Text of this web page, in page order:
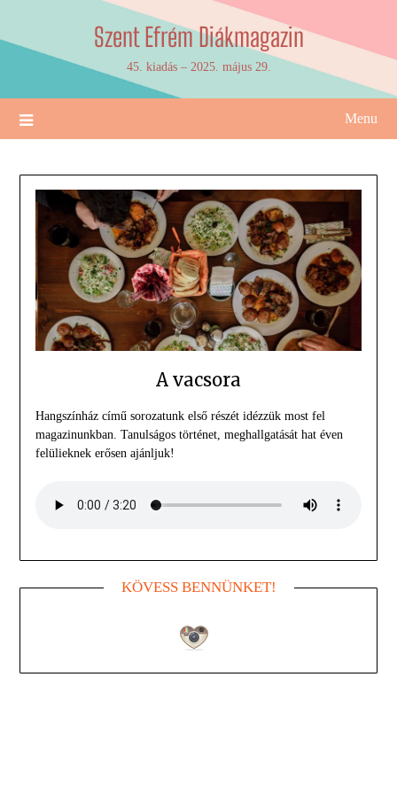
content
Szent Efrém Diákmagazin
45. kiadás – 2025. május 29.
Menu
A vacsora
Hangszínház című sorozatunk első részét idézzük most fel
magazinunkban. Tanulságos történet, meghallgatását hat éven
felülieknek erősen ajánljuk!
KÖVESS BENNÜNKET!